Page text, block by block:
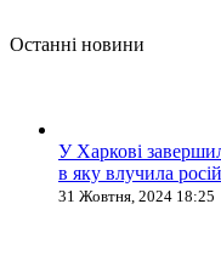
Останні новини
У Харкові
в яку влучила
31 Жовтня, 2024 18:25